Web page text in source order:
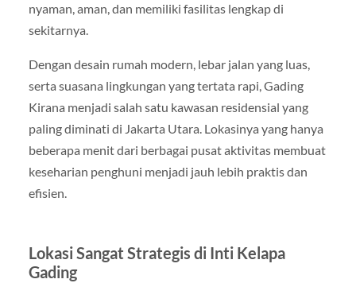
nyaman, aman, dan memiliki fasilitas lengkap di
sekitarnya.
Dengan desain rumah modern, lebar jalan yang luas,
serta suasana lingkungan yang tertata rapi, Gading
Kirana menjadi salah satu kawasan residensial yang
paling diminati di Jakarta Utara. Lokasinya yang hanya
beberapa menit dari berbagai pusat aktivitas membuat
keseharian penghuni menjadi jauh lebih praktis dan
efisien.
Lokasi Sangat Strategis di Inti Kelapa
Gading